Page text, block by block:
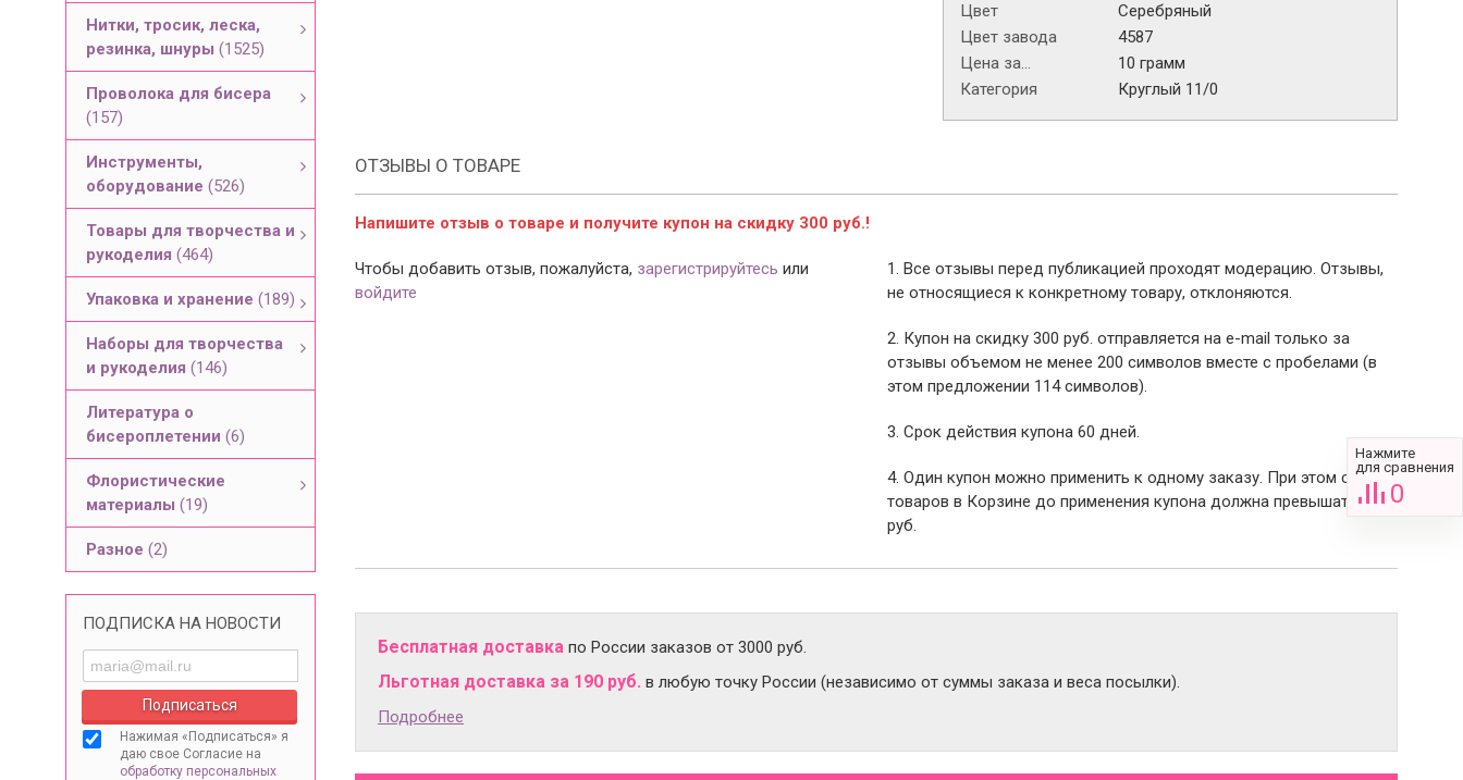
Нитки, тросик, леска,
резинка, шнуры (1525)
Проволока для бисера
(157)
Инструменты,
оборудование (526)
Товары для творчества и
рукоделия (464)
Упаковка и хранение (189)
Наборы для творчества
и рукоделия (146)
Литература о
бисероплетении (6)
Флористические
материалы (19)
Разное (2)
ПОДПИСКА НА НОВОСТИ
Нажимая «Подписаться» я
даю свое Согласие на
обработку персональных
Цвет
Серебряный
Цвет завода
4587
Цена за...
10 грамм
Категория
Круглый 11/0
ОТЗЫВЫ О ТОВАРЕ
Напишите отзыв о товаре и получите купон на скидку 300 руб.!
Чтобы добавить отзыв, пожалуйста, зарегистрируйтесь или
войдите
1. Все отзывы перед публикацией проходят модерацию. Отзывы,
не относящиеся к конкретному товару, отклоняются.
2. Купон на скидку 300 руб. отправляется на e-mail только за
отзывы объемом не менее 200 символов вместе с пробелами (в
этом предложении 114 символов).
3. Срок действия купона 60 дней.
4. Один купон можно применить к одному заказу. При этом сумма
товаров в Корзине до применения купона должна превышать 2000
руб.
Бесплатная доставка по России заказов от 3000 руб.
Льготная доставка за 190 руб. в любую точку России (независимо от суммы заказа и веса посылки).
Подробнее
Нажмите
для сравнения
0